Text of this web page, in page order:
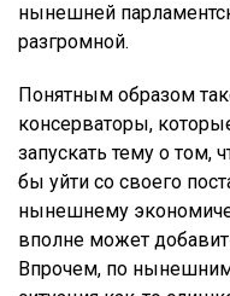
нынешней
разгромной.
Понятным образом
консерваторы,
запускать тему о том,
бы уйти со своего
нынешнему
вполне может
Впрочем, по